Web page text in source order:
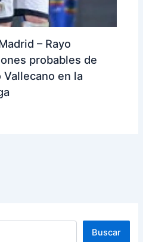
– Rayo
probables de
Vallecano en la
Buscar